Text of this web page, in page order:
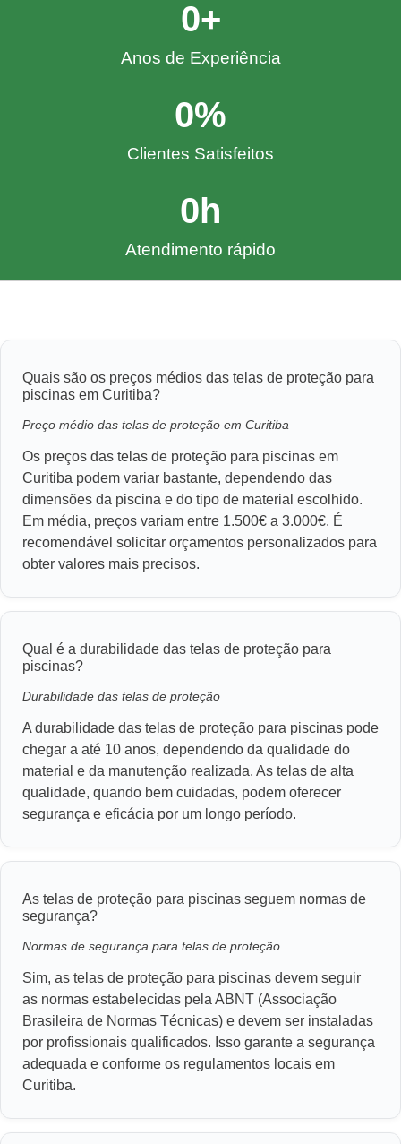
Anos de Experiência
0+
Clientes Satisfeitos
0%
Atendimento rápido
0h
Quais são os preços médios das telas de proteção para
piscinas em Curitiba?
Preço médio das telas de proteção em Curitiba
Os preços das telas de proteção para piscinas em
Curitiba podem variar bastante, dependendo das
dimensões da piscina e do tipo de material escolhido.
Em média, preços variam entre 1.500€ a 3.000€. É
recomendável solicitar orçamentos personalizados para
obter valores mais precisos.
Qual é a durabilidade das telas de proteção para
piscinas?
Durabilidade das telas de proteção
A durabilidade das telas de proteção para piscinas pode
chegar a até 10 anos, dependendo da qualidade do
material e da manutenção realizada. As telas de alta
qualidade, quando bem cuidadas, podem oferecer
segurança e eficácia por um longo período.
As telas de proteção para piscinas seguem normas de
segurança?
Normas de segurança para telas de proteção
Sim, as telas de proteção para piscinas devem seguir
as normas estabelecidas pela ABNT (Associação
Brasileira de Normas Técnicas) e devem ser instaladas
por profissionais qualificados. Isso garante a segurança
adequada e conforme os regulamentos locais em
Curitiba.